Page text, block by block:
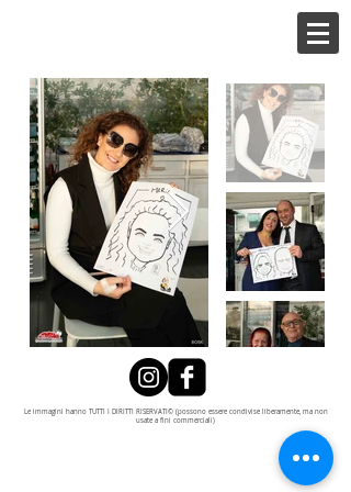
Le immagini hanno TUTTI I DIRITTI RISERVATI© (possono essere condivise liberamente, ma non
usate a fini commerciali)